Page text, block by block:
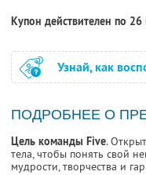
Купон действителен по
Узнай, как
ПОДРОБНЕЕ О
Цель команды Five.
тела, чтобы понять свой
мудрости, творчества и